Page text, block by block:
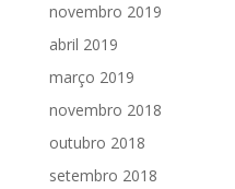
novembro 2019
abril 2019
março 2019
novembro 2018
outubro 2018
setembro 2018